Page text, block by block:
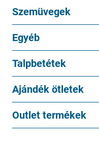
Szemüvegek
Egyéb
Talpbetétek
Ajándék ötletek
Outlet termékek